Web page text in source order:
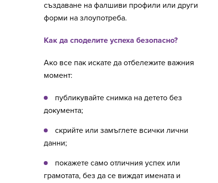
създаване на фалшиви профили или други
форми на злоупотреба.
Как да споделите успеха безопасно?
Ако все пак искате да отбележите важния
момент:
публикувайте снимка на детето без
документа;
скрийте или замъглете всички лични
данни;
покажете само отличния успех или
грамотата, без да се виждат имената и